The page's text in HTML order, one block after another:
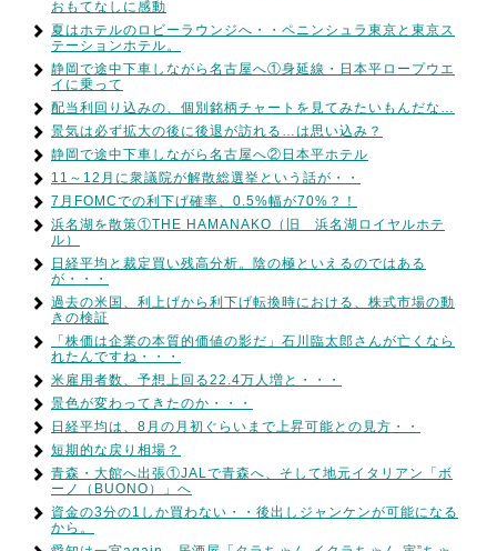
おもてなしに感動
夏はホテルのロビーラウンジへ・・ペニンシュラ東京と東京ス
テーションホテル。
静岡で途中下車しながら名古屋へ①身延線・日本平ロープウエ
イに乗って
配当利回り込みの、個別銘柄チャートを見てみたいもんだな…
景気は必ず拡大の後に後退が訪れる…は思い込み？
静岡で途中下車しながら名古屋へ②日本平ホテル
11～12月に衆議院が解散総選挙という話が・・
7月FOMCでの利下げ確率、0.5%幅が70%？！
浜名湖を散策①THE HAMANAKO（旧 浜名湖ロイヤルホテ
ル）
日経平均と裁定買い残高分析。陰の極といえるのではある
が・・・
過去の米国、利上げから利下げ転換時における、株式市場の動
きの検証
「株価は企業の本質的価値の影だ」石川臨太郎さんが亡くなら
れたんですね・・・
米雇用者数、予想上回る22.4万人増と・・・
景色が変わってきたのか・・・
日経平均は、8月の月初ぐらいまで上昇可能との見方・・
短期的な戻り相場？
青森・大館へ出張①JALで青森へ、そして地元イタリアン「ボ
ーノ（BUONO）」へ
資金の3分の1しか買わない・・後出しジャンケンが可能になる
から。